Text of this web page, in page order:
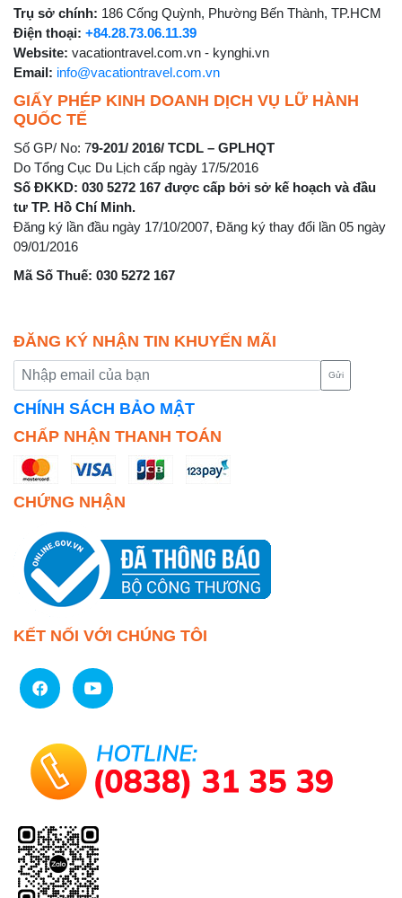
Trụ sở chính: 186 Cống Quỳnh, Phường Bến Thành, TP.HCM
Điện thoại: +84.28.73.06.11.39
Website: vacationtravel.com.vn - kynghi.vn
Email: info@vacationtravel.com.vn
GIẤY PHÉP KINH DOANH DỊCH VỤ LỮ HÀNH
QUỐC TẾ
Số GP/ No: 79-201/ 2016/ TCDL – GPLHQT
Do Tổng Cục Du Lịch cấp ngày 17/5/2016
Số ĐKKD: 030 5272 167 được cấp bởi sở kế hoạch và đầu
tư TP. Hồ Chí Minh.
Đăng ký lần đầu ngày 17/10/2007, Đăng ký thay đổi lần 05 ngày
09/01/2016
Mã Số Thuế: 030 5272 167
ĐĂNG KÝ NHẬN TIN KHUYẾN MÃI
Gửi
CHÍNH SÁCH BẢO MẬT
CHẤP NHẬN THANH TOÁN
CHỨNG NHẬN
KẾT NỐI VỚI CHÚNG TÔI